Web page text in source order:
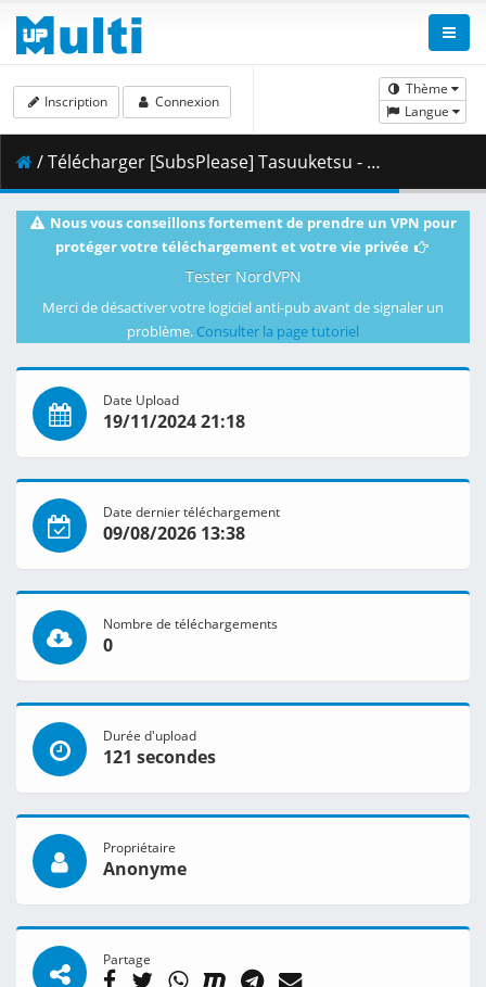
Thème
Langue
Inscription Connexion
/ Télécharger [SubsPlease] Tasuuketsu - 19 (720p) [94124469].mkv.001 ( 338.79 MB )
Nous vous conseillons fortement de prendre un VPN pour
protéger votre téléchargement et votre vie privée
Tester NordVPN
Merci de désactiver votre logiciel anti-pub avant de signaler un
problème. Consulter la page tutoriel
Date Upload
19/11/2024 21:18
Date dernier téléchargement
09/08/2026 13:38
Nombre de téléchargements
0
Durée d'upload
121 secondes
Propriétaire
Anonyme
Partage